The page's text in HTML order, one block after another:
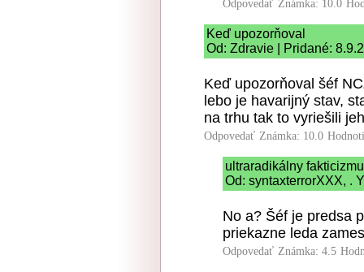
Odpovedať Známka: 10.0
Keď upozorňoval
Od: Zdravie | Pridané:
Keď upozorňoval šéf
lebo je havarijný stav,
na trhu tak to vyriešili
Odpovedať Známka: 10.0
ultraradikálny
Od: syntaxterrorXXX, .
No a? Šéf je predsa
priekazne leda
Odpovedať Známka: 4.5